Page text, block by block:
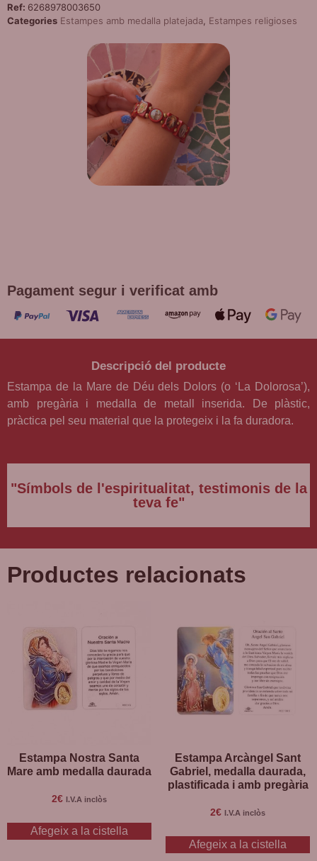
Ref: 6268978003650
Categories Estampes amb medalla platejada Estampes religioses
Pagament segur i verificat amb
Descripció del producte
Estampa de la Mare de Déu dels Dolors (o ‘La Dolorosa’),
amb pregària i medalla de metall inserida. De plàstic,
pràctica pel seu material que la protegeix i la fa duradora.
"Símbols de l'espiritualitat, testimonis de la
teva fe"
Productes relacionats
Estampa Nostra Santa
Mare amb medalla daurada
2€ I.V.A inclòs
Afegeix a la cistella
Estampa Arcàngel Sant
Gabriel, medalla daurada,
plastificada i amb pregària
2€ I.V.A inclòs
Afegeix a la cistella